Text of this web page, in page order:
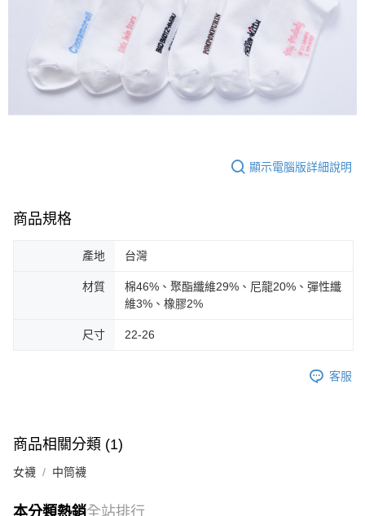
顯示電腦版詳細說明
商品規格
產地 台灣
材質
棉46%、聚酯纖維29%、尼龍20%、彈性纖
維3%、橡膠2%
尺寸 22-26
客服
商品相關分類 (1)
女襪 中筒襪
本分類熱銷全站排行